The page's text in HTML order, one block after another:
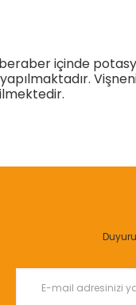
içinde